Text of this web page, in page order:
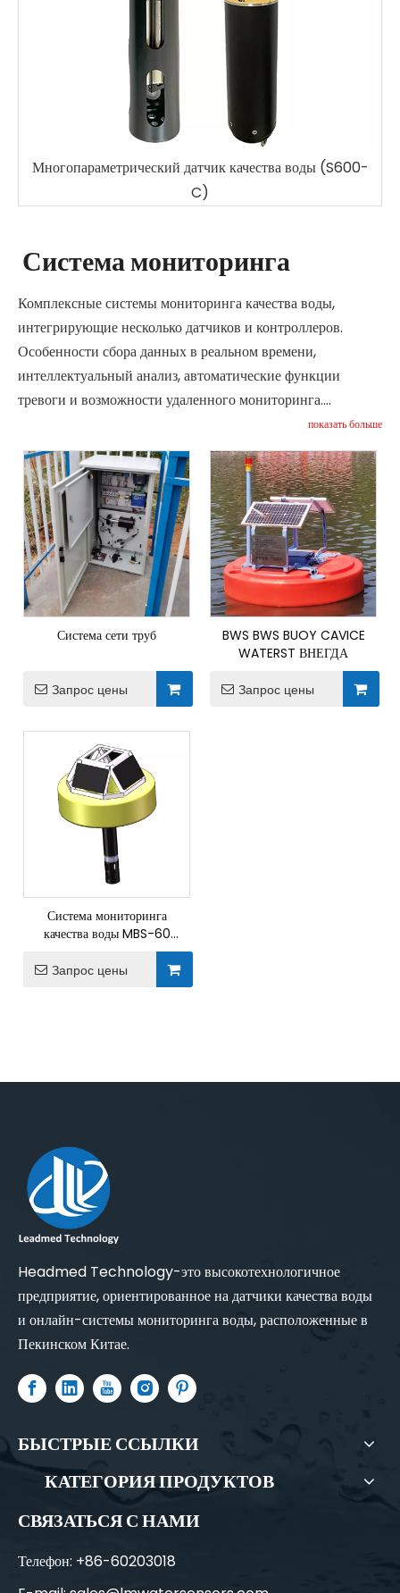
воды (S600- Water UVCOD Датчик
Система мониторинга
Комплексные системы мониторинга качества воды,
интегрирующие несколько датчиков и контроллеров.
Особенности сбора данных в реальном времени,
интеллектуальный анализ, автоматические функции
тревоги и возможности удаленного мониторинга.
Подходит для крупномасштабных проектов управления
качеством воды.
показать больше
Система сети труб
Запрос цены
BWS BWS BUOY CAVICE
WATERST ВНЕГДА
Запрос цены
Система мониторинга
качества воды MBS-60
качества воды качества воды
Запрос цены
Headmed Technology-это высокотехнологичное
предприятие, ориентированное на датчики качества воды
и онлайн-системы мониторинга воды, расположенные в
Пекинском Китае.
БЫСТРЫЕ ССЫЛКИ
КАТЕГОРИЯ ПРОДУКТОВ
СВЯЗАТЬСЯ С НАМИ
Телефон: +86-60203018